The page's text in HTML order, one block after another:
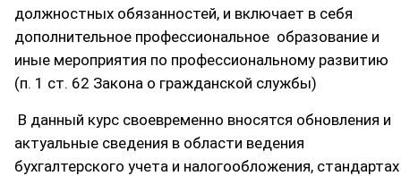
должностных обязанностей, и включает в себя
дополнительное профессиональное образование и
иные мероприятия по профессиональному развитию
(п. 1 ст. 62 Закона о гражданской службы)
В данный курс своевременно вносятся обновления и
актуальные сведения в области ведения
бухгалтерского учета и налогообложения, стандартах